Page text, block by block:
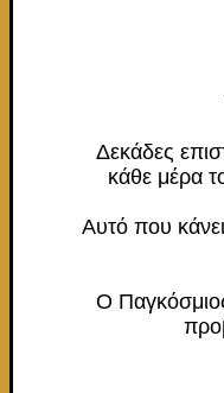
Δεκάδες
κάθε μέρα
Αυτό που
O